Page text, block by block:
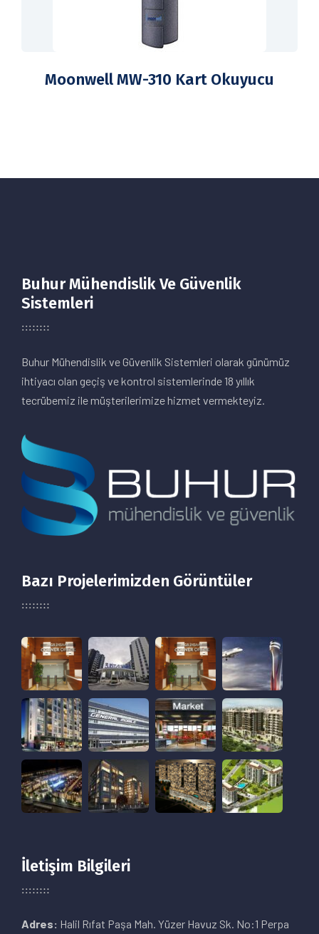
Moonwell MW-310 Kart Okuyucu
Buhur Mühendislik Ve Güvenlik
Sistemleri
Buhur Mühendislik ve Güvenlik Sistemleri olarak günümüz
ihtiyacı olan geçiş ve kontrol sistemlerinde 18 yıllık
tecrübemiz ile müşterilerimize hizmet vermekteyiz.
Bazı Projelerimizden Görüntüler
İletişim Bilgileri
Adres: Halil Rıfat Paşa Mah. Yüzer Havuz Sk. No:1 Perpa